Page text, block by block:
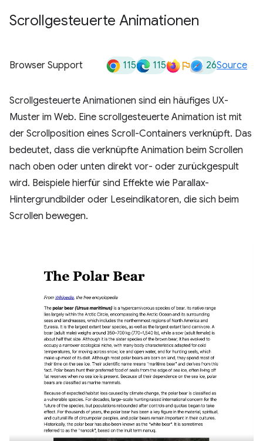
Scrollgesteuerte Animationen
Browser Support 115 115 26Source
Scrollgesteuerte Animationen sind ein häufiges UX-
Muster im Web. Eine scrollgesteuerte Animation ist mit
der Scrollposition eines Scroll-Containers verknüpft. Das
bedeutet, dass die verknüpfte Animation beim Scrollen
nach oben oder unten direkt vor- oder zurückgespult
wird. Beispiele hierfür sind Effekte wie Parallax-
Hintergrundbilder oder Leseindikatoren, die sich beim
Scrollen bewegen.